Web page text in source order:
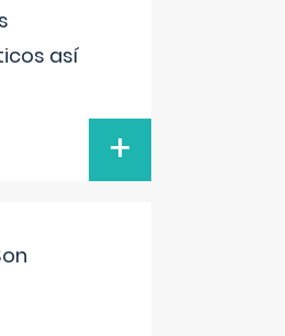
así
+